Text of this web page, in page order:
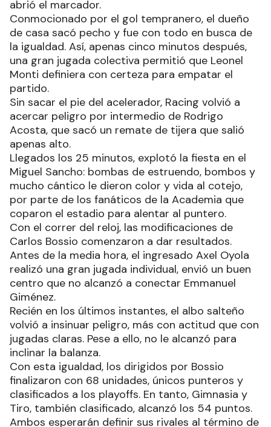
abrió el marcador.
Conmocionado por el gol tempranero, el dueño
de casa sacó pecho y fue con todo en busca de
la igualdad. Así, apenas cinco minutos después,
una gran jugada colectiva permitió que Leonel
Monti definiera con certeza para empatar el
partido.
Sin sacar el pie del acelerador, Racing volvió a
acercar peligro por intermedio de Rodrigo
Acosta, que sacó un remate de tijera que salió
apenas alto.
Llegados los 25 minutos, explotó la fiesta en el
Miguel Sancho: bombas de estruendo, bombos y
mucho cántico le dieron color y vida al cotejo,
por parte de los fanáticos de la Academia que
coparon el estadio para alentar al puntero.
Con el correr del reloj, las modificaciones de
Carlos Bossio comenzaron a dar resultados.
Antes de la media hora, el ingresado Axel Oyola
realizó una gran jugada individual, envió un buen
centro que no alcanzó a conectar Emmanuel
Giménez.
Recién en los últimos instantes, el albo salteño
volvió a insinuar peligro, más con actitud que con
jugadas claras. Pese a ello, no le alcanzó para
inclinar la balanza.
Con esta igualdad, los dirigidos por Bossio
finalizaron con 68 unidades, únicos punteros y
clasificados a los playoffs. En tanto, Gimnasia y
Tiro, también clasificado, alcanzó los 54 puntos.
Ambos esperarán definir sus rivales al término de